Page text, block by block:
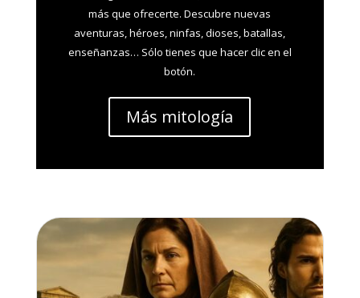
más que ofrecerte. Descubre nuevas
aventuras, héroes, ninfas, dioses, batallas,
enseñanzas… Sólo tienes que hacer clic en el
botón.
Más mitología